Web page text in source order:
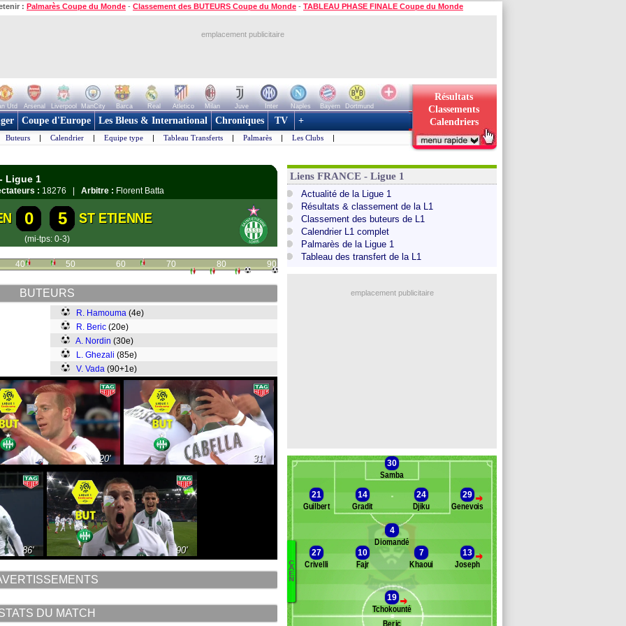
: Palmarès Coupe du Monde - Classement des BUTEURS Coupe du Monde - TABLEAU PHASE FINALE Coupe du Monde
emplacement publicitaire
Utd Arsenal Liverpool ManCity Barca Real Atletico Milan Juve Inter Naples Bayern Dortmund
Résultats
Classements
Calendriers
Coupe d'Europe Les Bleus & International Chroniques TV +
Buteurs | Calendrier | Equipe type | Tableau Transferts | Palmarès | Les Clubs |
Ligue 1
: 18276 | Arbitre : Florent Batta
0 5 ST ETIENNE
(mi-tps: 0-3)
40 50 60 70 80 90
BUTEURS
R. Hamouma (4e)
R. Beric (20e)
A. Nordin (30e)
L. Ghezali (85e)
V. Vada (90+1e)
20' 31'
86' 90'
DU MATCH
Liens FRANCE - Ligue 1
Actualité de la Ligue 1
Résultats & classement de la L1
Classement des buteurs de L1
Calendrier L1 complet
Palmarès de la Ligue 1
Tableau des transfert de la L1
emplacement publicitaire
Banc des remplaçants
Beauvue
Deminguet
Repas
C
A
E
N
30
Samba
21
Guilbert
14
Gradit
24
Djiku
>
29
Genevois
4
Diomandé
27
Crivelli
10
Fajr
7
Khaoui
>
13
Joseph
>
19
Tchokounté
Beric